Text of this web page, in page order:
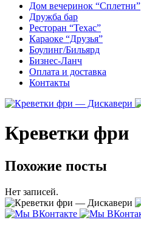
Дом вечеринок “Сплетни”
Дружба бар
Ресторан “Техас”
Караоке “Друзья”
Боулинг/Бильярд
Бизнес-Ланч
Оплата и доставка
Контакты
Креветки фри
Похожие посты
Нет записей.